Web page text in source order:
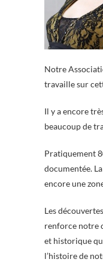
Notre
travaille sur
Il y a encore
beaucoup de
Pratiquement
documentée.
encore une
Les
renforce notre
et historique
l’histoire de